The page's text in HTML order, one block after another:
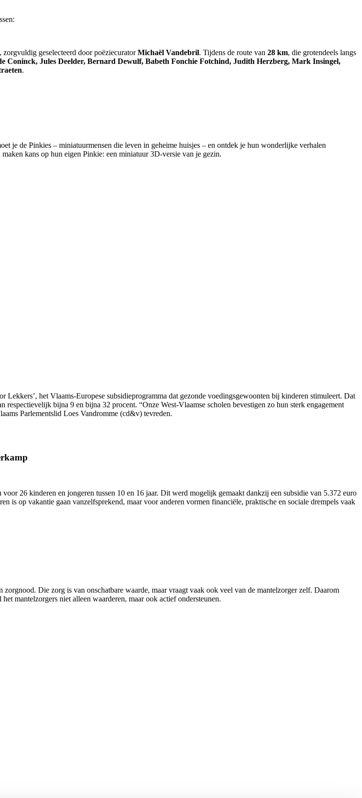
, zorgvuldig geselecteerd door poëziecuratorMichaël Vandebril. Tijdens de route van 28 km, die grotendeels langs
Coninck, Jules Deelder, Bernard Dewulf, Babeth Fonchie Fotchind, Judith Herzberg, Mark Insingel,
.
je de Pinkies – miniatuurmensen die leven in geheime huisjes – en ontdek je hun wonderlijke verhalen
kans op hun eigen Pinkie: een miniatuur 3D-versie van je gezin.
het Vlaams-Europese subsidieprogramma dat gezonde voedingsgewoonten bij kinderen stimuleert. Dat
bijna 9 en bijna 32 procent. “Onze West-Vlaamse scholen bevestigen zo hun sterk engagement
Parlementslid Loes Vandromme (cd&v) tevreden.
26 kinderen en jongeren tussen 10 en 16 jaar. Dit werd mogelijk gemaakt dankzij een subsidie van 5.372 euro
is op vakantie gaan vanzelfsprekend, maar voor anderen vormen financiële, praktische en sociale drempels vaak
Die zorg is van onschatbare waarde, maar vraagt vaak ook veel van de mantelzorger zelf. Daarom
mantelzorgers niet alleen waarderen, maar ook actief ondersteunen.